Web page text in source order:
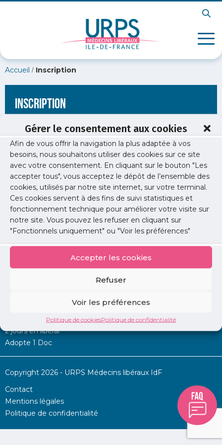
Gérer le consentement aux cookies
Afin de vous offrir la navigation la plus adaptée à vos
besoins, nous souhaitons utiliser des cookies sur ce site
avec votre consentement. En cliquant sur le bouton "Les
accepter tous", vous acceptez le dépôt de l’ensemble des
cookies, utilisés par notre site internet, sur votre terminal.
Ces cookies servent à des fins de suivi statistiques et
fonctionnement technique pour améliorer votre visite sur
notre site. Vous pouvez les refuser en cliquant sur
"Fonctionnels uniquement" ou "Voir les préférences"
Accepter les cookies
Refuser
Voir les préférences
Politique de cookiesPolitique de confidentialité
Accueil / Inscription
Inscription
[wppb-register form_name="inscription"
redirect_url="https://www.urps-med-idf.org/soiree-liberale-
orl/soiree-liberale-orl-2024-web/"]
Permanence d’aide à l’installation
2 jours en libéral
Adopte 1 Doc
Copyright 2026 - URPS Médecins libéraux IdF
Contact
Mentions légales
Politique de confidentialité